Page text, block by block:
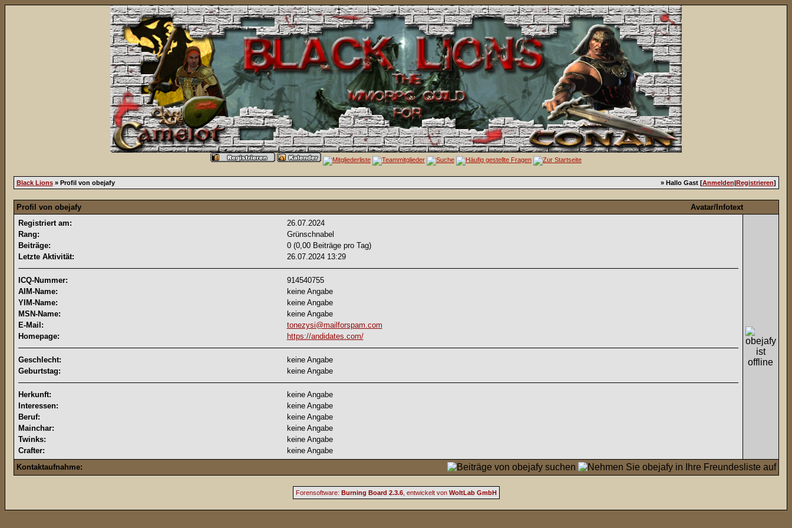
Black Lions» Profil von obejafy » Hallo Gast [Anmelden|Registrieren]
Profil von obejafy
Avatar/Infotext
Registriert am:
26.07.2024
Rang:
Grünschnabel
Beiträge:
0 (0,00 Beiträge pro Tag)
Letzte Aktivität:
26.07.2024 13:29
ICQ-Nummer:
914540755
AIM-Name:
keine Angabe
YIM-Name:
keine Angabe
MSN-Name:
keine Angabe
E-Mail:
tonezysi@mailforspam.com
Homepage:
https://andidates.com/
Geschlecht:
keine Angabe
Geburtstag:
keine Angabe
Herkunft:
keine Angabe
Interessen:
keine Angabe
Beruf:
keine Angabe
Mainchar:
keine Angabe
Twinks:
keine Angabe
Crafter:
keine Angabe
Kontaktaufnahme:
Forensoftware: Burning Board 2.3.6, entwickelt von WoltLab GmbH